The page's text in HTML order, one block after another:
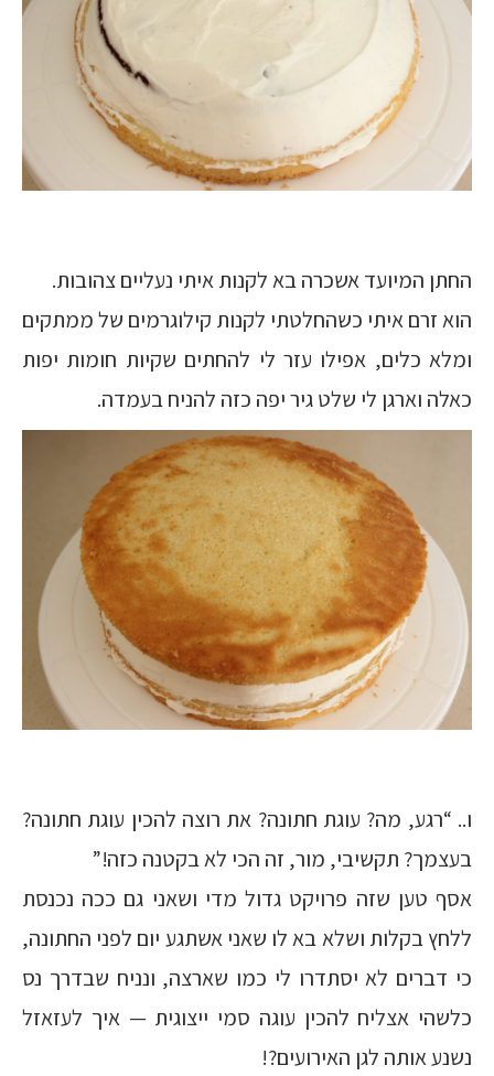
החתן המיועד אשכרה בא לקנות איתי נעליים צהובות.
הוא זרם איתי כשהחלטתי לקנות קילוגרמים של ממתקים
ומלא כלים, אפילו עזר לי להחתים שקיות חומות יפות
כאלה וארגן לי שלט גיר יפה כזה להניח בעמדה.
ו.. “רגע, מה? עוגת חתונה? את רוצה להכין עוגת חתונה?
בעצמך? תקשיבי, מור, זה הכי לא בקטנה כזה!”
אסף טען שזה פרויקט גדול מדי ושאני גם ככה נכנסת
ללחץ בקלות ושלא בא לו שאני אשתגע יום לפני החתונה,
כי דברים לא יסתדרו לי כמו שארצה, ונניח שבדרך נס
כלשהי אצליח להכין עוגה סמי ייצוגית — איך לעזאזל
נשנע אותה לגן האירועים?!